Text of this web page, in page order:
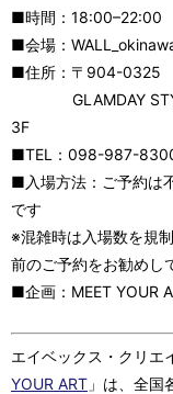
■時間：18:00–22:00
■会場：
■住所：〒904-0325
GLAMDAY STYLE
3F
■TEL：098-987-
■入場方法：ご予約は
です
※混雑時は入場数を規
前のご予約をお勧めし
■企画：MEET YOUR
エイベックス・クリエ
YOUR ART 」は、全国